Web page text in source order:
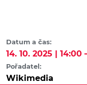
Datum a čas:
14. 10. 2025 | 14:00
Pořadatel:
Wikimedia